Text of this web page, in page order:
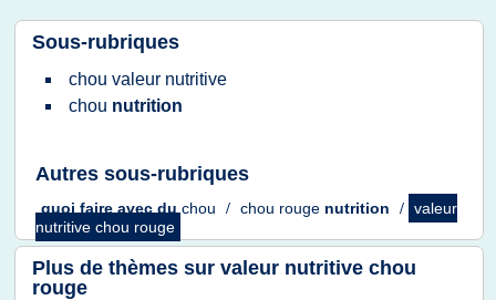
Sous-rubriques
chou valeur nutritive
chou nutrition
Autres sous-rubriques
quoi faireavec duchou / chou rouge nutrition / valeur
nutritive chou rouge
Plus de thèmes sur valeur nutritive chou
rouge